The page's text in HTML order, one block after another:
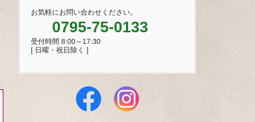
お気軽にお問い合わせください。
0795-75-0133
受付時間 8:00～17:30
[ 日曜・祝日除く ]